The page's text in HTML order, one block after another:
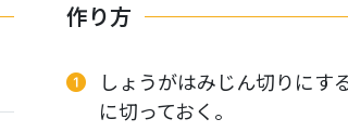
作り方
しょうがはみじん切りにす
に切っておく。